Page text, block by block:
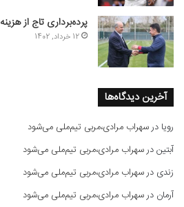
پرده‌برداری تاج از هزینه ۴۱۱ میلیاردی یک باشگاه!
12 خرداد, 1402
آخرین دیدگاه‌ها
رویا درسهراب مرادی،مربی تیم‌ملی می‌شود
آبتیندرسهراب مرادی،مربی تیم‌ملی می‌شود
زندی درسهراب مرادی،مربی تیم‌ملی می‌شود
آرمان درسهراب مرادی،مربی تیم‌ملی می‌شود